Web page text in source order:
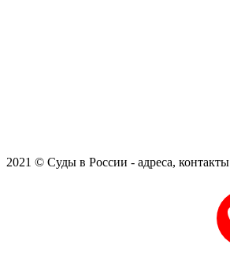
2021 © Суды в России - адреса, контакты